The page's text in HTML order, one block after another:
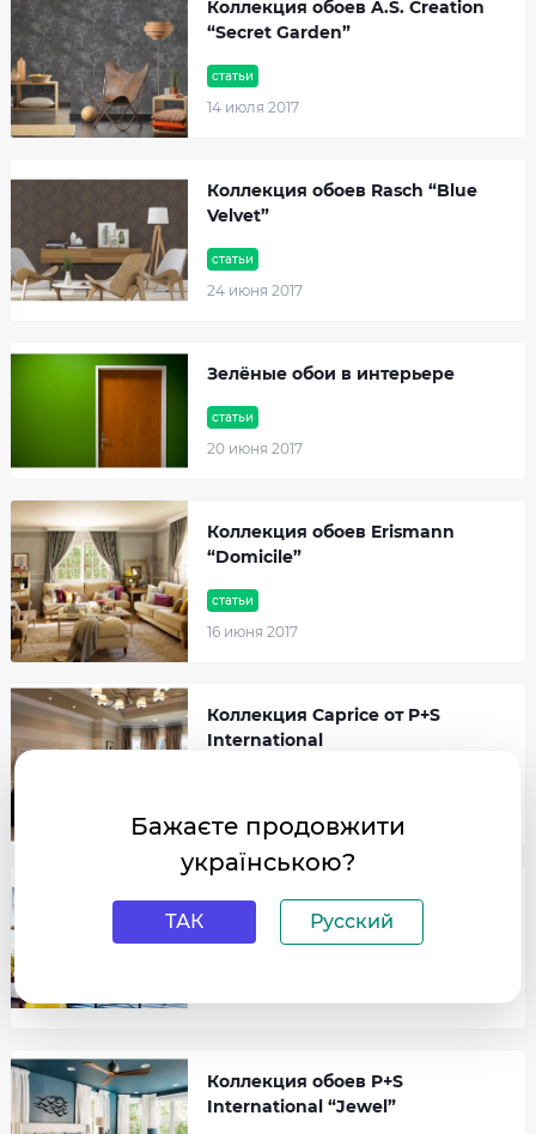
статьи
14 июля 2017
Коллекция обоев A.S. Creation
“Secret Garden”
статьи
24 июня 2017
Коллекция обоев Rasch “Blue
Velvet”
статьи
20 июня 2017
Зелёные обои в интерьере
статьи
16 июня 2017
Коллекция обоев Erismann
“Domicile”
Коллекция Caprice от P+S
International
Модные обои 2017 – создаём
стильный интерьер
Коллекция обоев P+S
International “Jewel”
Бажаєте продовжити
українською?
ТАК Русский